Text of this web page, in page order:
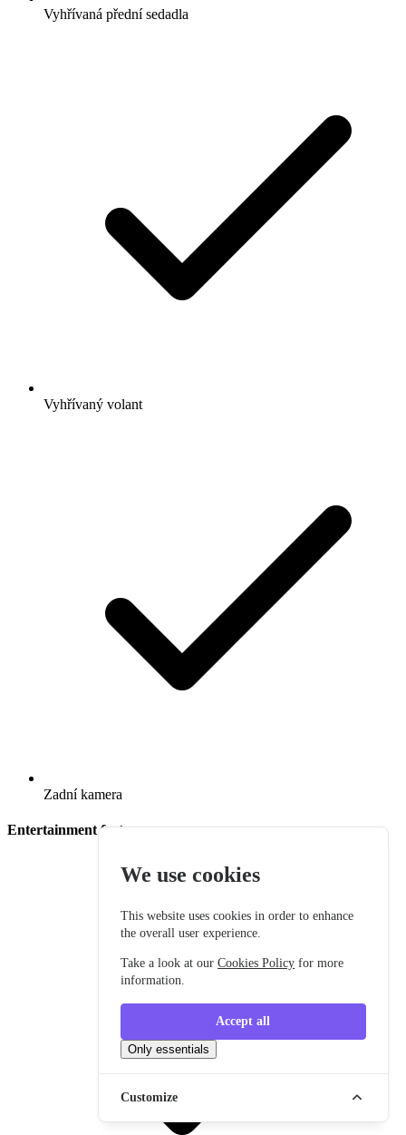
We use cookies
This website uses cookies in order to enhance
the overall user experience.
Take a look at ourCookies Policy for more
information.
Accept all
Only essentials
Customize
Vyhřívaná přední sedadla
Vyhřívaný volant
Zadní kamera
Entertainment features